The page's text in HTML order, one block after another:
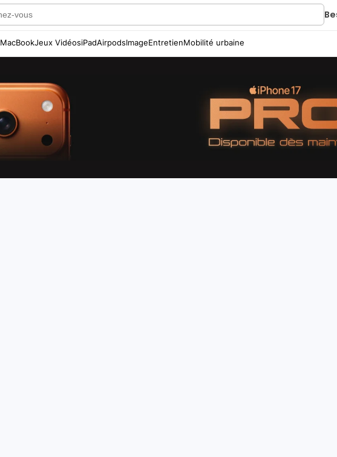
MacBookJeux VidéosiPadAirpodsImageEntretienMobilité urbaine